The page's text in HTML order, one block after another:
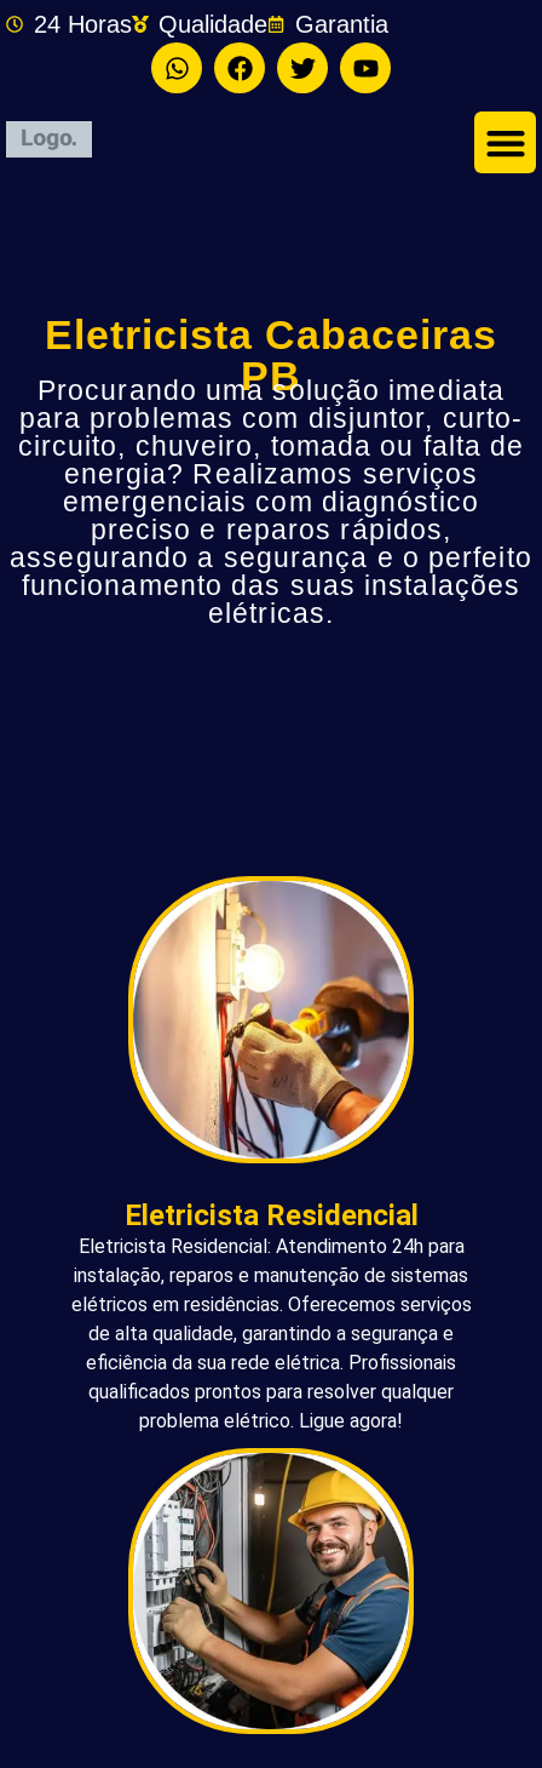
24 Horas Qualidade Garantia
Eletricista Cabaceiras
PB
Procurando uma solução imediata
para problemas com disjuntor, curto-
circuito, chuveiro, tomada ou falta de
energia? Realizamos serviços
emergenciais com diagnóstico
preciso e reparos rápidos,
assegurando a segurança e o perfeito
funcionamento das suas instalações
elétricas.
Eletricista Residencial
Eletricista Residencial: Atendimento 24h para
instalação, reparos e manutenção de sistemas
elétricos em residências. Oferecemos serviços
de alta qualidade, garantindo a segurança e
eficiência da sua rede elétrica. Profissionais
qualificados prontos para resolver qualquer
problema elétrico. Ligue agora!